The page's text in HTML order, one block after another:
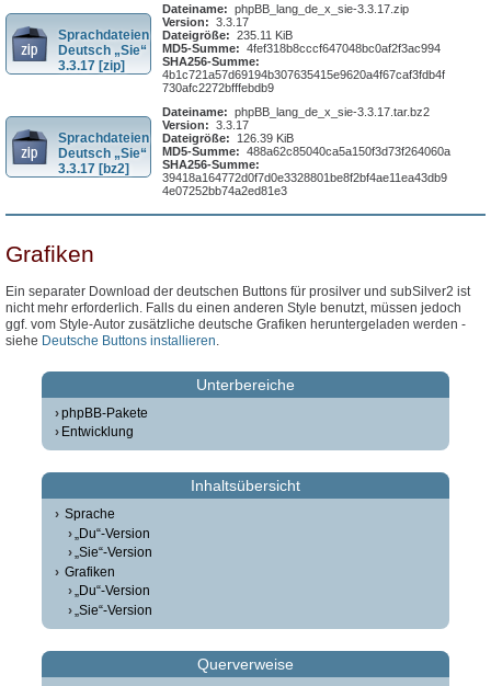
Sprachdateien
Deutsch „Sie“
3.3.17 [zip]
Dateiname: phpBB_lang_de_x_sie-3.3.17.zip
Version: 3.3.17
Dateigröße: 235.11 KiB
MD5-Summe: 4fef318b8cccf647048bc0af2f3ac994
SHA256-Summe:
4b1c721a57d69194b307635415e9620a4f67caf3fdb4f
730afc2272bfffebdb9
Sprachdateien
Deutsch „Sie“
3.3.17 [bz2]
Dateiname: phpBB_lang_de_x_sie-3.3.17.tar.bz2
Version: 3.3.17
Dateigröße:
126.39 KiB
MD5-Summe: 488a62c85040ca5a150f3d73f264060a
SHA256-Summe:
39418a164772d0f7d0e3328801be8f2bf4ae11ea43db9
4e07252bb74a2ed81e3
Grafiken
Ein separater Download der deutschen Buttons für prosilver und subSilver2 ist
nicht mehr erforderlich. Falls du einen anderen Style benutzt, müssen jedoch
ggf. vom Style-Autor zusätzliche deutsche Grafiken heruntergeladen werden -
siehe Deutsche Buttons installieren.
Unterbereiche
phpBB-Pakete
Entwicklung
Inhaltsübersicht
Sprache
„Du“-Version
„Sie“-Version
Grafiken
„Du“-Version
„Sie“-Version
Querverweise